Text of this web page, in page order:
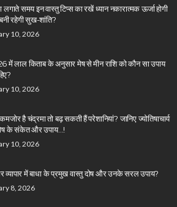
लगाते समय इन वास्तु टिप्स का रखें ध्यान नकारात्मक ऊर्जा होगी
रहेगी सुख-शांति?
10, 2026
में लाल किताब के अनुसार मेष से मीन राशि को कौन सा उपाय
10, 2026
है चंद्रमा तो बढ़ सकती हैं परेशानियां? जानिए ज्योतिषाचार्य
के संकेत और उपाय…!
10, 2026
व्यापार में बाधा के प्रमुख वास्तु दोष और उनके सरल उपाय?
8, 2026